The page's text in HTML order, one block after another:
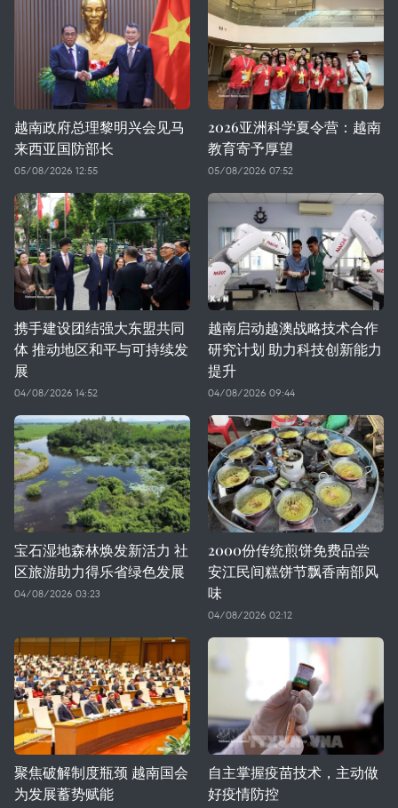
越南政府总理黎明兴会见马
来西亚国防部长
05/08/2026 12:55
2026亚洲科学夏令营：越南
教育寄予厚望
05/08/2026 07:52
携手建设团结强大东盟共同
体 推动地区和平与可持续发
展
04/08/2026 14:52
越南启动越澳战略技术合作
研究计划 助力科技创新能力
提升
04/08/2026 09:44
宝石湿地森林焕发新活力 社
区旅游助力得乐省绿色发展
04/08/2026 03:23
2000份传统煎饼免费品尝
安江民间糕饼节飘香南部风
味
04/08/2026 02:12
聚焦破解制度瓶颈 越南国会
为发展蓄势赋能
自主掌握疫苗技术，主动做
好疫情防控